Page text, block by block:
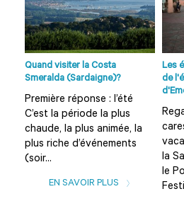
Quand visiter la Costa
Smeralda (Sardaigne)?
Première réponse : l’été
C’est la période la plus
chaude, la plus animée, la
plus riche d’événements
(soir...
EN SAVOIR PLUS
Les
de
la
le